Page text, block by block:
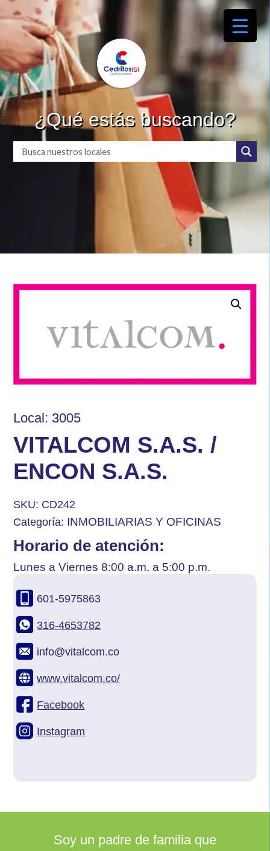
¿Qué estás buscando?
Local: 3005
VITALCOM S.A.S. /
ENCON S.A.S.
SKU: CD242
Categoría: INMOBILIARIAS Y OFICINAS
Horario de atención:
Lunes a Viernes 8:00 a.m. a 5:00 p.m.
601-5975863
316-4653782
info@vitalcom.co
www.vitalcom.co/
Facebook
Instagram
Soy un padre de familia que